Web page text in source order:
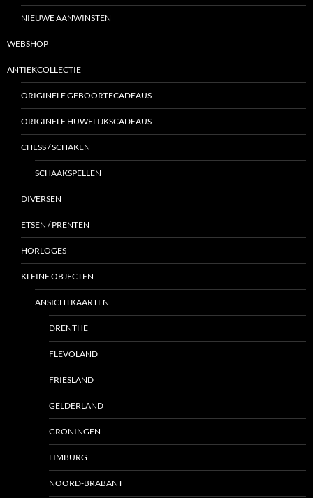
NIEUWE AANWINSTEN
WEBSHOP
ANTIEKCOLLECTIE
ORIGINELE GEBOORTECADEAUS
ORIGINELE HUWELIJKSCADEAUS
CHESS / SCHAKEN
SCHAAKSPELLEN
DIVERSEN
ETSEN / PRENTEN
HORLOGES
KLEINE OBJECTEN
ANSICHTKAARTEN
DRENTHE
FLEVOLAND
FRIESLAND
GELDERLAND
GRONINGEN
LIMBURG
NOORD-BRABANT